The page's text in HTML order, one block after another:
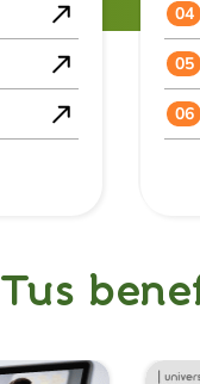
04
05
06
Tus